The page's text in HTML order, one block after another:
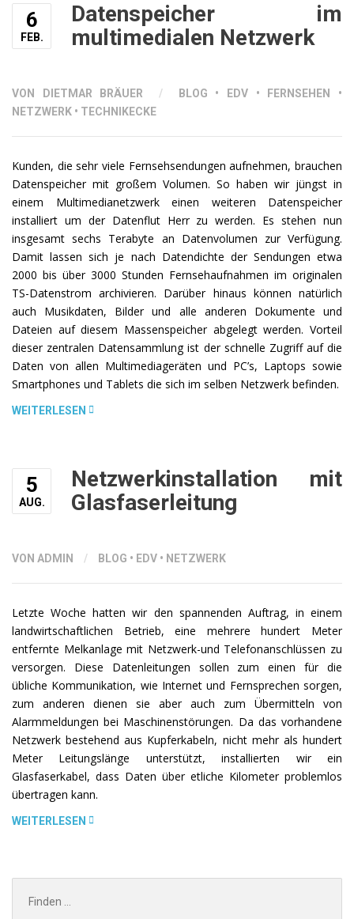
6
FEB.
Datenspeicher im
multimedialen Netzwerk
VON DIETMAR BRÄUER / BLOG • EDV • FERNSEHEN
•
NETZWERK • TECHNIKECKE
Kunden, die sehr viele Fernsehsendungen aufnehmen, brauchen
Datenspeicher mit großem Volumen. So haben wir jüngst in
einem Multimedianetzwerk einen weiteren Datenspeicher
installiert um der Datenflut Herr zu werden. Es stehen nun
insgesamt sechs Terabyte an Datenvolumen zur Verfügung.
Damit lassen sich je nach Datendichte der Sendungen etwa
2000 bis über 3000 Stunden Fernsehaufnahmen im originalen
TS-Datenstrom archivieren. Darüber hinaus können natürlich
auch Musikdaten, Bilder und alle anderen Dokumente und
Dateien auf diesem Massenspeicher abgelegt werden. Vorteil
dieser zentralen Datensammlung ist der schnelle Zugriff auf die
Daten von allen Multimediageräten und PC’s, Laptops sowie
Smartphones und Tablets die sich im selben Netzwerk befinden.
WEITERLESEN „DATENSPEICHER
5
AUG.
Netzwerkinstallation mit
Glasfaserleitung
VON ADMIN / BLOG • EDV • NETZWERK
Letzte Woche hatten wir den spannenden Auftrag, in einem
landwirtschaftlichen Betrieb, eine mehrere hundert Meter
entfernte Melkanlage mit Netzwerk-und Telefonanschlüssen zu
versorgen. Diese Datenleitungen sollen zum einen für die
übliche Kommunikation, wie Internet und Fernsprechen sorgen,
zum anderen dienen sie aber auch zum Übermitteln von
Alarmmeldungen bei Maschinenstörungen. Da das vorhandene
Netzwerk bestehend aus Kupferkabeln, nicht mehr als hundert
Meter Leitungslänge unterstützt, installierten wir ein
Glasfaserkabel, dass Daten über etliche Kilometer problemlos
übertragen kann.
WEITERLESEN „NETZWERKINSTALLATION
for: